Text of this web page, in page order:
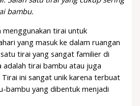
bambu.
tirai untuk
yang masuk ke dalam ruangan
tirai yang sangat familier di
adalah tirai bambu atau juga
ini sangat unik karena terbuat
bambu yang dibentuk menjadi